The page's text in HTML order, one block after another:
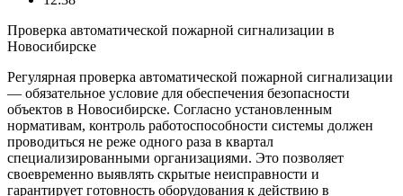
Проверка автоматической пожарной сигнализации в
Новосибирске
Регулярная проверка автоматической пожарной сигнализации
— обязательное условие для обеспечения безопасности
объектов в Новосибирске. Согласно установленным
нормативам, контроль работоспособности системы должен
проводиться не реже одного раза в квартал
специализированными организациями. Это позволяет
своевременно выявлять скрытые неисправности и
гарантирует готовность оборудования к действию в